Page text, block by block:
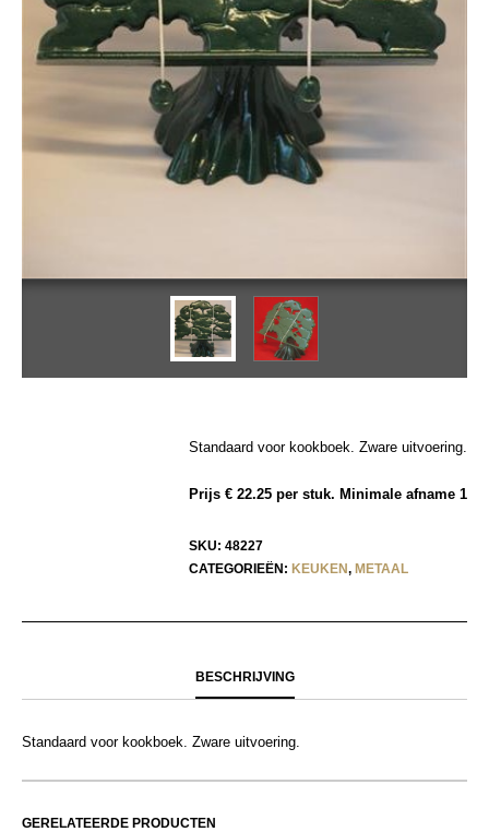
Standaard voor kookboek. Zware uitvoering.
Prijs € 22.25 per stuk. Minimale afname 1
SKU: 48227
CATEGORIEËN: KEUKEN, METAAL
BESCHRIJVING
Standaard voor kookboek. Zware uitvoering.
GERELATEERDE PRODUCTEN